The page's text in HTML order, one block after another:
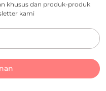
khusus dan produk-produk
kami